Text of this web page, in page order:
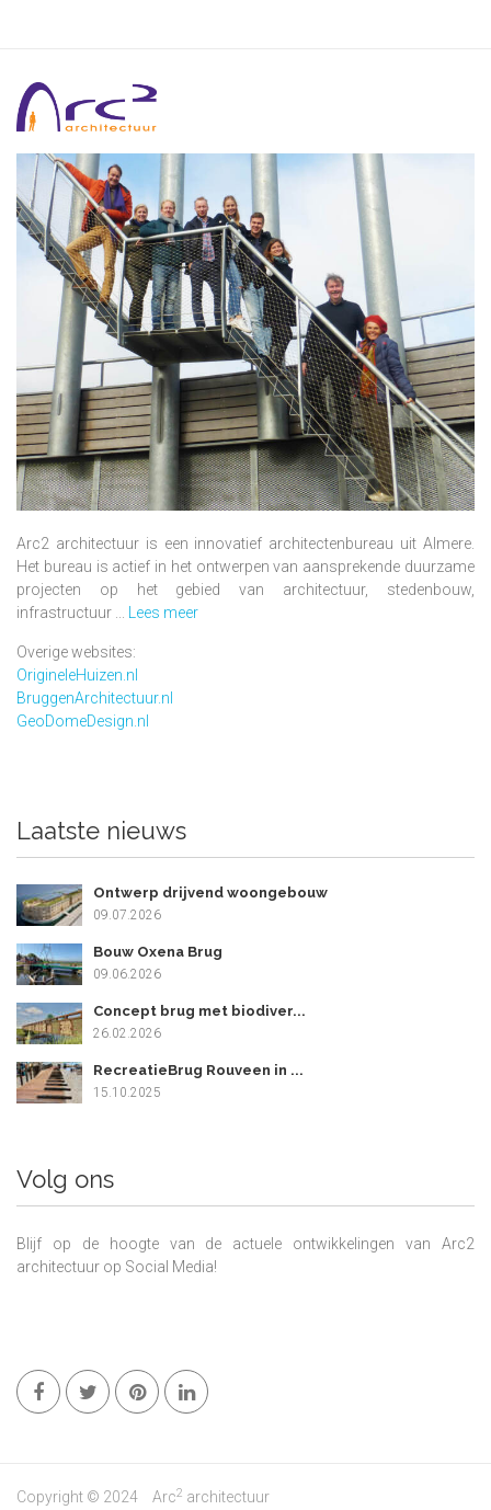
Arc2 architectuur is een innovatief architectenbureau uit Almere.
Het bureau is actief in het ontwerpen van aansprekende duurzame
projecten op het gebied van architectuur, stedenbouw,
infrastructuur ...
Lees meer
Overige websites:
OrigineleHuizen.nl
BruggenArchitectuur.nl
GeoDomeDesign.nl
Laatste nieuws
Ontwerp drijvend woongebouw
09.07.2026
Bouw Oxena Brug
09.06.2026
Concept brug met biodiver...
26.02.2026
RecreatieBrug Rouveen in ...
15.10.2025
Volg ons
Blijf op de hoogte van de actuele ontwikkelingen van Arc2
architectuur op Social Media!
Copyright © 2024 Arc2 architectuur